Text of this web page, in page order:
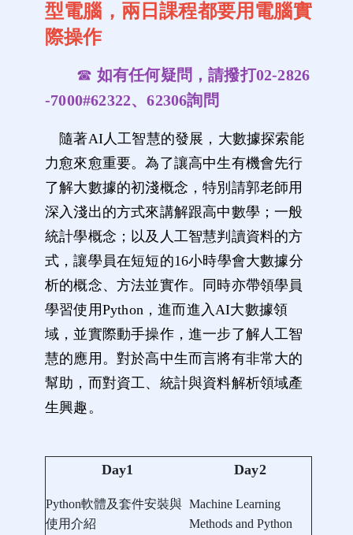
型電腦，兩日課程都要用電腦實
際操作
☎ 如有任何疑問，請撥打02-2826
-7000#62322、62306詢問
隨著AI人工智慧的發展，大數據探索能
力愈來愈重要。為了讓高中生有機會先行
了解大數據的初淺概念，特別請郭老師用
深入淺出的方式來講解跟高中數學；一般
統計學概念；以及人工智慧判讀資料的方
式，讓學員在短短的16小時學會大數據分
析的概念、方法並實作。同時亦帶領學員
學習使用Python，進而進入AI大數據領
域，並實際動手操作，進一步了解人工智
慧的應用。對於高中生而言將有非常大的
幫助，而對資工、統計與資料解析領域產
生興趣。
Day1 Day2
Python軟體及套件安裝與
使用介紹
Machine Learning
Methods and Python